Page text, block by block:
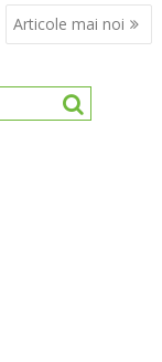
Articole mai noi